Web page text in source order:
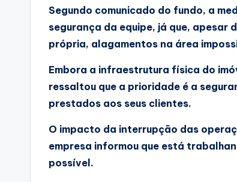
Segundo comunicado do fundo, a
segurança da equipe, já que, apesar
própria, alagamentos na área
Embora a infraestrutura física do
ressaltou que a prioridade é a
prestados aos seus clientes.
O impacto da interrupção das
empresa informou que está
possível.